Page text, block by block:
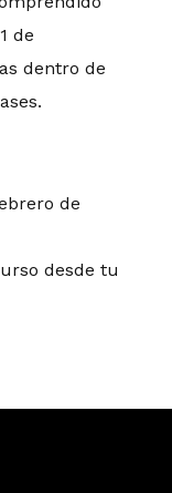
de
dentro de
de
desde tu